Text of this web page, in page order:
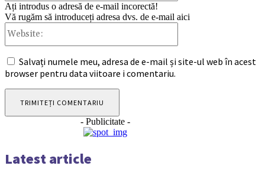
Ați introdus o adresă de e-mail incorectă!
Vă rugăm să introduceți adresa dvs. de e-mail aici
Salvați numele meu, adresa de e-mail și site-ul web în acest
browser pentru data viitoare i comentariu.
- Publicitate -
Latest article